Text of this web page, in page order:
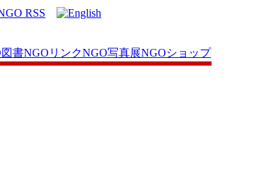
書NGOリンクNGO写真展NGOショップ